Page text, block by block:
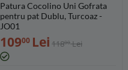
Patura Cocolino Uni Gofrata
pentru pat Dublu, Turcoaz -
JO01
10900 Lei 11800 Lei